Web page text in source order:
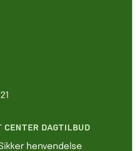
DAGTILBUD
henvendelse